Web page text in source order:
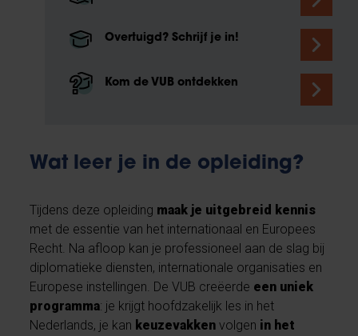
Overtuigd? Schrijf je in!
Kom de VUB ontdekken
Wat leer je in de opleiding?
Tijdens deze opleiding maak je uitgebreid kennis
met de essentie van het internationaal en Europees
Recht. Na afloop kan je professioneel aan de slag bij
diplomatieke diensten, internationale organisaties en
Europese instellingen. De VUB creëerde een uniek
programma: je krijgt hoofdzakelijk les in het
Nederlands, je kan keuzevakkenvolgen in het